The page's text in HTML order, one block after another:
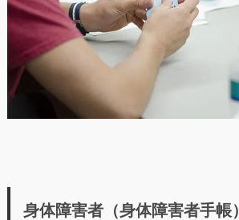
身体障害者（身体障害者手帳）